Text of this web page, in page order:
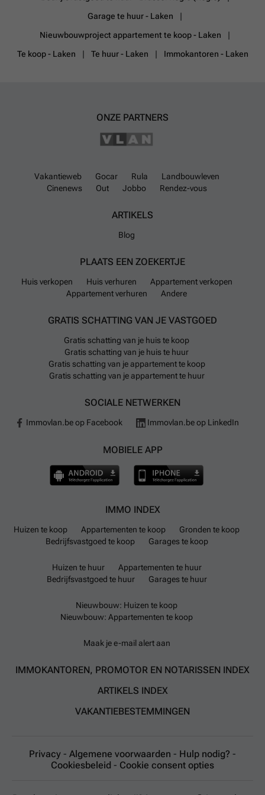
Garage te huur - Laken
Nieuwbouwproject appartement te koop - Laken
Te koop - Laken
Te huur - Laken Immokantoren - Laken
ONZE PARTNERS
Vakantieweb Gocar Rula
Landbouwleven
Cinenews
Out Jobbo Rendez-vous
ARTIKELS
Blog
PLAATS EEN ZOEKERTJE
Huis verkopen Huis verhuren
Appartement verkopen
Appartement verhuren
Andere
GRATIS SCHATTING VAN JE VASTGOED
Gratis schatting van je huis te koop
Gratis schatting van je huis te huur
Gratis schatting van je appartement te koop
Gratis schatting van je appartement te huur
SOCIALE NETWERKEN
Immovlan.be op Facebook Immovlan.be op LinkedIn
MOBIELE APP
IMMO INDEX
Huizen te koop Appartementen te koop
Gronden te koop
Bedrijfsvastgoed te koop
Garages te koop
Huizen te huur
Appartementen te huur
Bedrijfsvastgoed te huur
Garages te huur
Nieuwbouw: Huizen te koop
Nieuwbouw: Appartementen te koop
Maak je e-mail alert aan
IMMOKANTOREN, PROMOTOR EN NOTARISSEN INDEX
ARTIKELS INDEX
VAKANTIEBESTEMMINGEN
Privacy - Algemene voorwaarden - Hulp nodig? -
Cookiesbeleid - Cookie consent opties